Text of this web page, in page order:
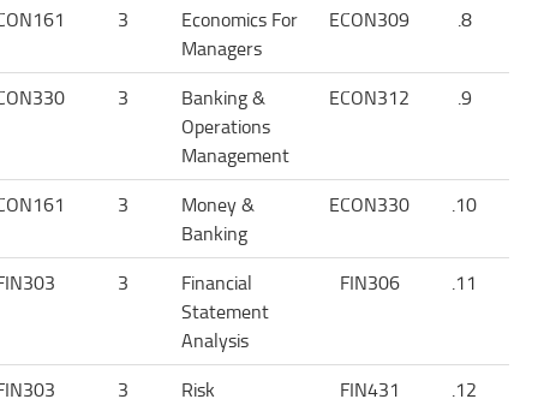
8.
ECON309
Economics For
Managers
3
9.
ECON312
Banking &
Operations
Management
3
10.
ECON330
Money &
Banking
3
11.
FIN306
Financial
Statement
Analysis
3
12.
FIN431
Risk
3